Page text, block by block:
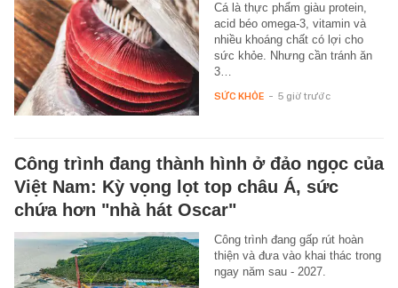
Cá là thực phẩm giàu protein,
acid béo omega-3, vitamin và
nhiều khoáng chất có lợi cho
sức khỏe. Nhưng cần tránh ăn
3…
SỨC KHỎE - 5 giờ trước
Công trình đang thành hình ở đảo ngọc của
Việt Nam: Kỳ vọng lọt top châu Á, sức
chứa hơn "nhà hát Oscar"
Công trình đang gấp rút hoàn
thiện và đưa vào khai thác trong
ngay năm sau - 2027.